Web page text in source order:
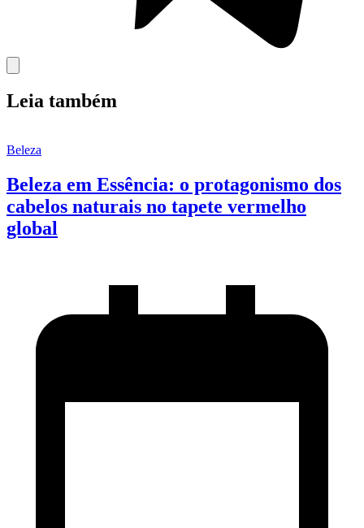
Leia também
Beleza
Beleza em Essência: o protagonismo dos
cabelos naturais no tapete vermelho
global